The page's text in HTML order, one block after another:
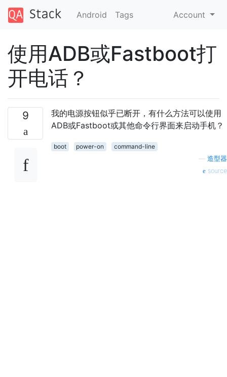
Android Tags Account
使用ADB或Fastboot打
开电话？
9
我的电源按钮似乎已断开，有什么方法可以使用
ADB或Fastboot或其他命令行界面来启动手机？
boot power-on
command-line
造型器
source